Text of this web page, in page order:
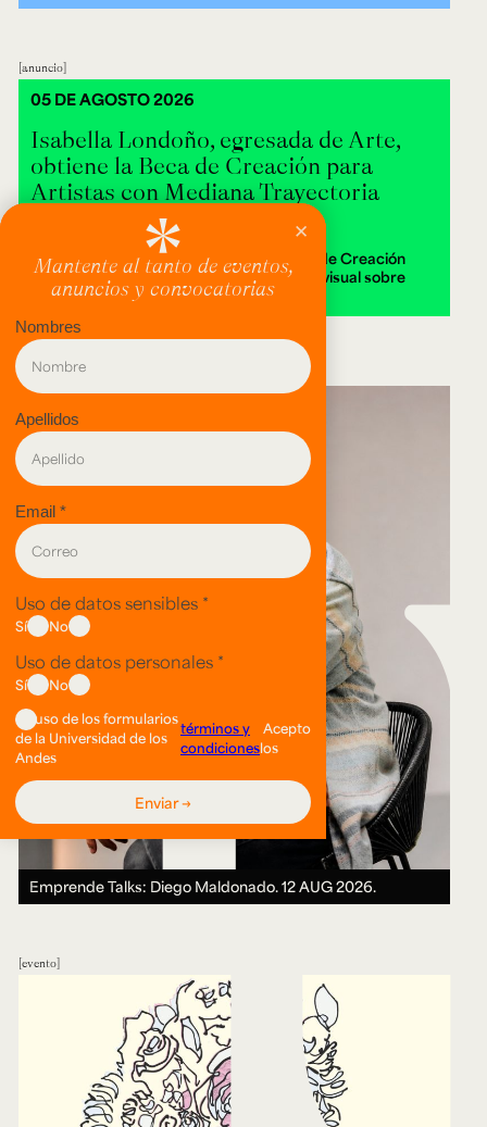
anuncio
Isabella Londoño, egresada de Arte,
obtiene la Beca de Creación para
Artistas con Mediana Trayectoria
Alejandra Isabella Londoño ganó la Beca de Creación
2026 con Destierra, una instalación audiovisual sobre
memoria y territorio.
05 DE AGOSTO 2026
evento
Emprende Talks: Diego Maldonado.12 AUG 2026.
evento